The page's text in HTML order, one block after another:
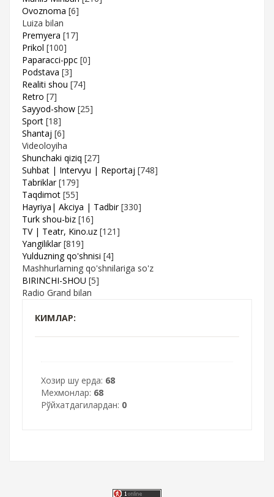
Ovoznoma [6]
Luiza bilan
Premyera [17]
Prikol [100]
Paparacci-ppc [0]
Podstava [3]
Realiti shou [74]
Retro [7]
Sayyod-show [25]
Sport [18]
Shantaj [6]
Videoloyiha
Shunchaki qiziq [27]
Suhbat | Intervyu | Reportaj [748]
Tabriklar [179]
Taqdimot [55]
Hayriya| Akciya | Tadbir [330]
Turk shou-biz [16]
TV | Teatr, Kino.uz [121]
Yangiliklar [819]
Yulduzning qo'shnisi [4]
Mashhurlarning qo'shnilariga so'z
BIRINCHI-SHOU [5]
Radio Grand bilan
КИМЛАР:
Хозир шу ерда: 68
Мехмонлар: 68
Рўйхатдагилардан: 0